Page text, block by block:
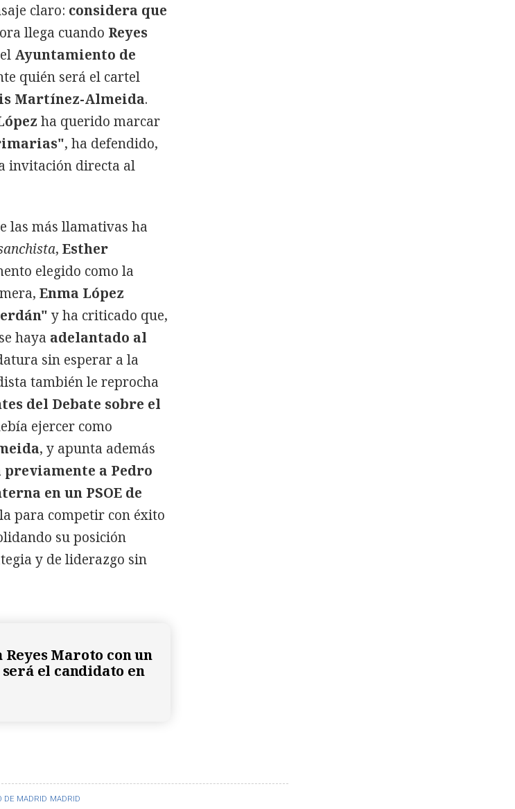
DE MADRID MADRID
claro: considera que
llega cuando Reyes
Ayuntamiento de
quién será el cartel
Martínez-Almeida.
ha querido marcar
, ha defendido,
invitación directa al
las más llamativas ha
, Esther
elegido como la
Enma López
y ha criticado que,
haya adelantado al
sin esperar a la
también le reprocha
del Debate sobre el
ejercer como
, y apunta además
a Pedro
en un PSOE de
para competir con éxito
su posición
y de liderazgo sin
Maroto con un
el candidato en